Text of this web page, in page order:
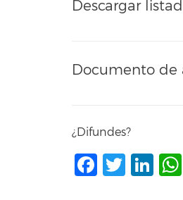
Descargar
Documento de
¿Difundes?